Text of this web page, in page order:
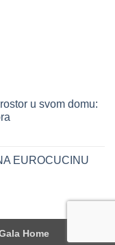
u svom domu:
EUROCUCINU
Home